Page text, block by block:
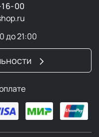
00
до 21:00